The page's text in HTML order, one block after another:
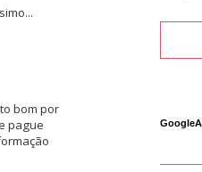
bom por
pague